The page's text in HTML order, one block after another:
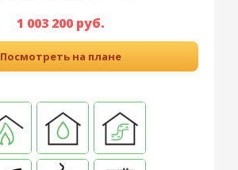
1 003 200 руб.
Посмотреть на плане